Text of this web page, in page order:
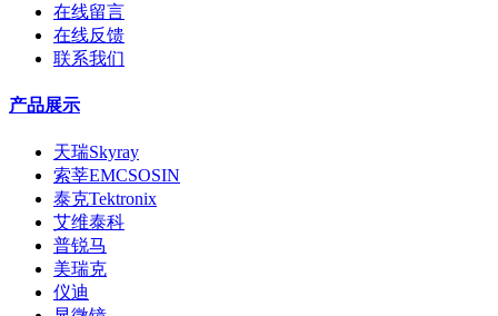
在线留言
在线反馈
联系我们
产品展示
天瑞Skyray
索莘EMCSOSIN
泰克Tektronix
艾维泰科
普锐马
美瑞克
仪迪